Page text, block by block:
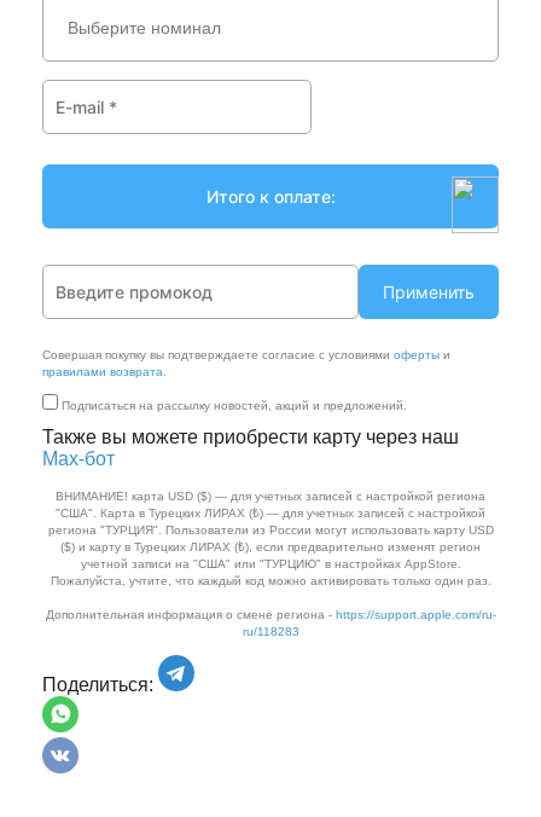
Выберите номинал
Применить
Совершая покупку вы подтверждаете согласие с условиями оферты и
правилами возврата
Подписаться на рассылку новостей, акций и предложений.
Также вы можете приобрести карту через наш
Max‑бот
ВНИМАНИЕ! карта USD ($) — для учетных записей с настройкой региона
"США". Карта в Турецких ЛИРАХ (₺) — для учетных записей с настройкой
региона "ТУРЦИЯ". Пользователи из России могут использовать карту USD
($) и карту в Турецких ЛИРАХ (₺), если предварительно изменят регион
учетной записи на "США" или "ТУРЦИЮ" в настройках AppStore.
Пожалуйста, учтите, что каждый код можно активировать только один раз.
Дополнительная информация о смене региона - https://support.apple.com/ru-
ru/118283
Поделиться: